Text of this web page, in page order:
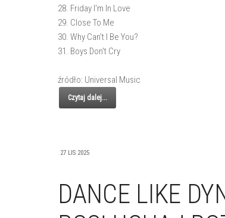
28. Friday I'm In Love
29. Close To Me
30. Why Can't I Be You?
31. Boys Don't Cry
źródło: Universal Music
Czytaj dalej...
27 LIS 2025
DANCE LIKE